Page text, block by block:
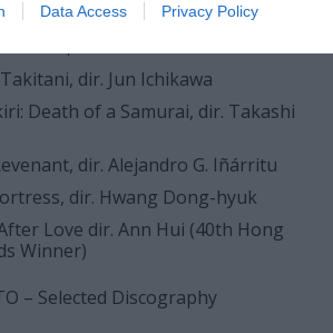
Data Access Privacy Policy
dir. Bernardo Bertolucci
dir. Jun Ichikawa
Death of a Samurai, dir. Takashi
dir. Alejandro G. Iñárritu
dir. Hwang Dong-hyuk
Love dir. Ann Hui (40th Hong
Winner)
– Selected Discography